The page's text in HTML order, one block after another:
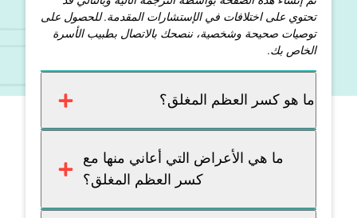
تحتوي على اختلافات في الإستشارات المقدمة. للحصول على
توصيات صحيحة وشخصية، ننصحك بالاتصال بطبيب الأسرة
الخاص بك.
ما هو كسر العظم المغلق؟
ما هي الأعراض التي أعاني منها مع
كسر العظم المغلق؟